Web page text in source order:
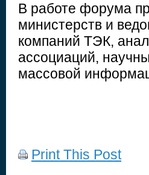
В работе форума
министерств и
компаний ТЭК,
ассоциаций,
массовой
Print This Post